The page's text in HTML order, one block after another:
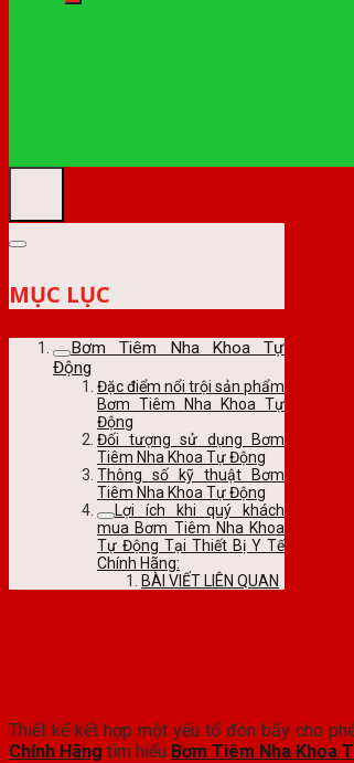
MỤC LỤC
Bơm Tiêm Nha Khoa Tự
Động
Đặc điểm nổi trội sản phẩm
Bơm Tiêm Nha Khoa Tự
Động
Đối tượng sử dụng Bơm
Tiêm Nha Khoa Tự Động
Thông số kỹ thuật Bơm
Tiêm Nha Khoa Tự Động
Lợi ích khi quý khách
mua Bơm Tiêm Nha Khoa
Tự Động Tại Thiết Bị Y Tế
Chính Hãng:
BÀI VIẾT LIÊN QUAN
Thiết kế kết hợp một yếu tố đòn bẩy cho
Chính Hãng tìm hiểu Bơm Tiêm Nha Khoa